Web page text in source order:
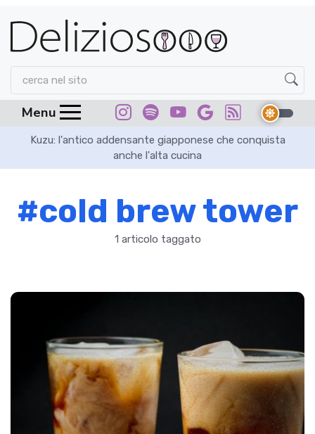
Menu
Kuzu: l'antico addensante giapponese che conquista
anche l'alta cucina
#cold brew tower
1 articolo taggato